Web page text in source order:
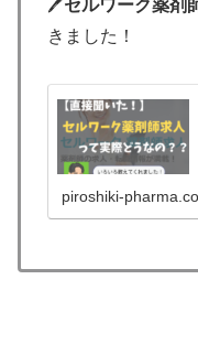
🖊セルワーク薬剤
きました！
piroshiki-